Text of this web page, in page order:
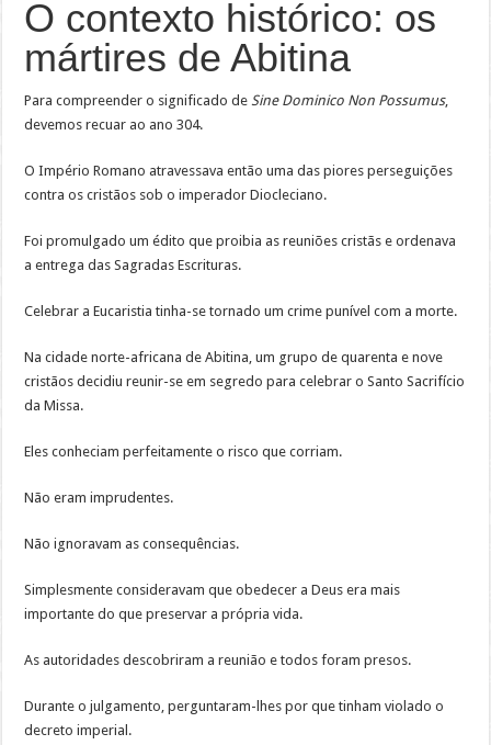
O contexto histórico: os
mártires de Abitina
Para compreender o significado deSine Dominico Non Possumus,
devemos recuar ao ano 304.
O Império Romano atravessava então uma das piores perseguições
contra os cristãos sob o imperador Diocleciano.
Foi promulgado um édito que proibia as reuniões cristãs e ordenava
a entrega das Sagradas Escrituras.
Celebrar a Eucaristia tinha-se tornado um crime punível com a morte.
Na cidade norte-africana de Abitina, um grupo de quarenta e nove
cristãos decidiu reunir-se em segredo para celebrar o Santo Sacrifício
da Missa.
Eles conheciam perfeitamente o risco que corriam.
Não eram imprudentes.
Não ignoravam as consequências.
Simplesmente consideravam que obedecer a Deus era mais
importante do que preservar a própria vida.
As autoridades descobriram a reunião e todos foram presos.
Durante o julgamento, perguntaram-lhes por que tinham violado o
decreto imperial.